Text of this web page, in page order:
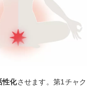
性化させます。第1チャク